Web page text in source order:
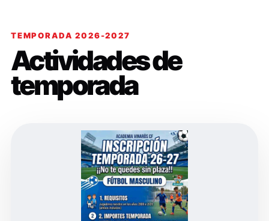
TEMPORADA 2026-2027
Actividades de
temporada